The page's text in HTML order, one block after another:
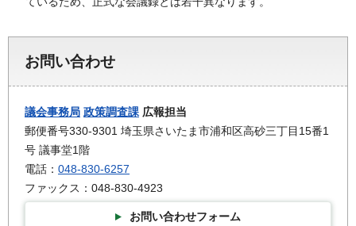
お問い合わせ
議会事務局 政策調査課 広報担当
郵便番号330-9301 埼玉県さいたま市浦和区高砂三丁目15番1
号 議事堂1階
電話： 048-830-6257
ファックス：048-830-4923
お問い合わせフォーム